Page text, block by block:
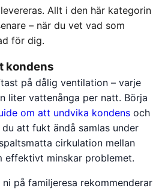
Allt i den här kategorin
– när du vet vad som
för dig.
kondens
på dålig ventilation – varje
liter vattenånga per natt. Börja
om att undvika kondens och
att fukt ändå samlas under
cirkulation mellan
effektivt minskar problemet.
på familjeresa rekommenderar